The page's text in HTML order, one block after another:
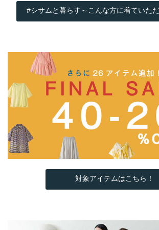
#シサムと暮らす～こんな方に着ていた
対象アイテムはこちら！